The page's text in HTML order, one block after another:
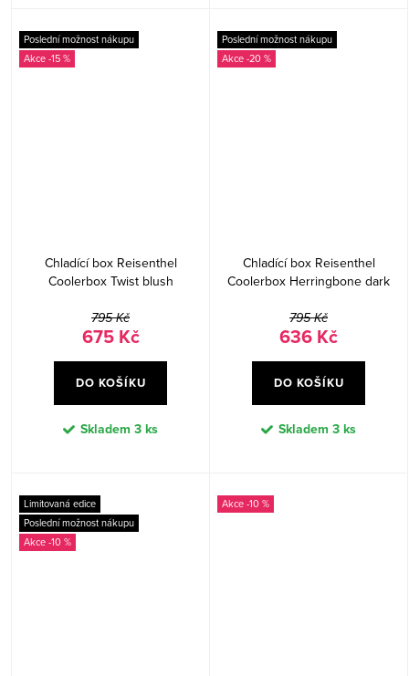
Poslední možnost nákupu
-15 %
Chladící box Reisenthel
Coolerbox Twist blush
795 Kč
675 Kč
DO KOŠÍKU
Skladem 3 ks
Poslední možnost nákupu
-20 %
Chladící box Reisenthel
Coolerbox Herringbone dark
795 Kč
636 Kč
DO KOŠÍKU
Skladem 3 ks
Limitovaná edice
Poslední možnost nákupu
-10 %
-10 %